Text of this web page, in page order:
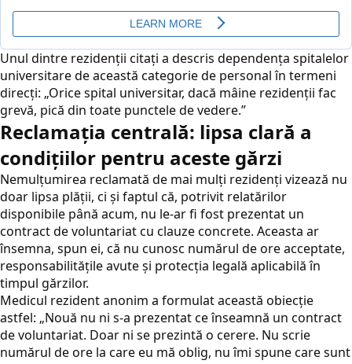
Unul dintre rezidenții citați a descris dependența spitalelor
universitare de această categorie de personal în termeni
direcți: „Orice spital universitar, dacă mâine rezidenții fac
grevă, pică din toate punctele de vedere.”
Reclamația centrală: lipsa clară a
condițiilor pentru aceste gărzi
Nemulțumirea reclamată de mai mulți rezidenți vizează nu
doar lipsa plății, ci și faptul că, potrivit relatărilor
disponibile până acum, nu le-ar fi fost prezentat un
contract de voluntariat cu clauze concrete. Aceasta ar
însemna, spun ei, că nu cunosc numărul de ore acceptate,
responsabilitățile avute și protecția legală aplicabilă în
timpul gărzilor.
Medicul rezident anonim a formulat această obiecție
astfel: „Nouă nu ni s-a prezentat ce înseamnă un contract
devoluntariat. Doar ni se prezintă o cerere. Nu scrie
numărul de ore la care eu mă oblig, nu îmi spune care sunt